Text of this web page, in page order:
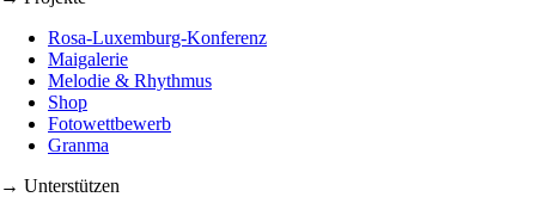
Rosa-Luxemburg-Konferenz
Maigalerie
Melodie & Rhythmus
Shop
Fotowettbewerb
Granma
→ Unterstützen